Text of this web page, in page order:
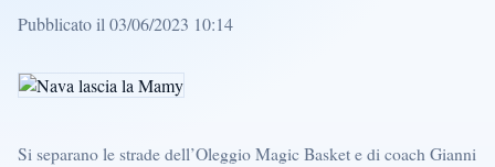
Pubblicato il 03/06/2023 10:14
Si separano le strade dell’Oleggio Magic Basket e di coach Gianni